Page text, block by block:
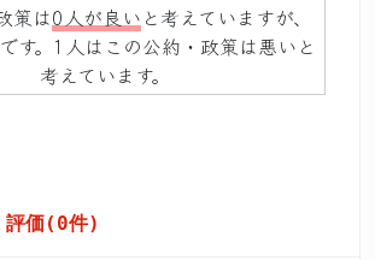
策は0人が良い と考えていますが、
です。1人はこの公約・政策は悪いと
考えています。
評価(0件)